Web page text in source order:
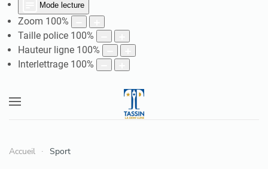
Mode lecture
Zoom 100%
Taille police 100%
Hauteur ligne 100%
Interlettrage 100%
Accueil Sport